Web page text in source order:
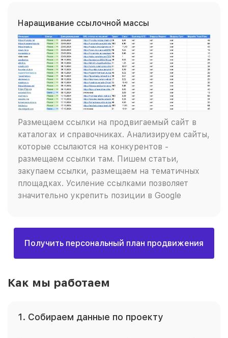
Наращивание ссылочной массы
Размещаем ссылки на продвигаемый сайт в
каталогах и справочниках. Анализируем сайты,
которые ссылаются на конкурентов -
размещаем ссылки там. Пишем статьи,
закупаем ссылки, размещаем на тематичных
площадках. Усиление ссылками позволяет
значительно укрепить позиции в Google
Получить персональный план продвижения
Как мы работаем
1. Собираем данные по проекту